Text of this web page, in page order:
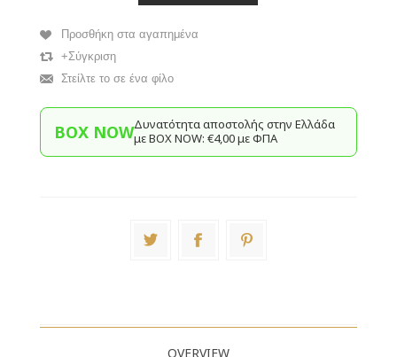
Προσθήκη στα αγαπημένα
+Σύγκριση
Στείλτε το σε ένα φίλο
BOX NOWΔυνατότητα αποστολής στην Ελλάδα
με BΟΧ ΝOW: €4,00 με ΦΠΑ
OVERVIEW